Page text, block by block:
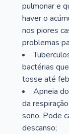
pulmonar e
haver o
nos piores
problemas
bactérias
tosse até
Apneia
da
sono. Pode
descanso;